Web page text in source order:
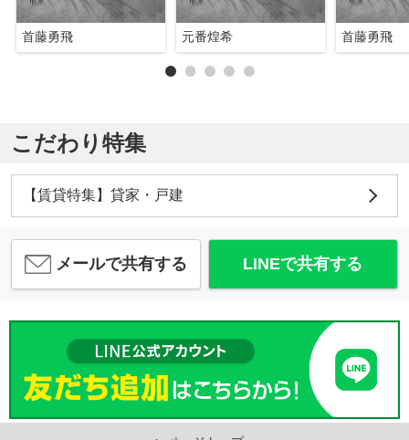
首藤勇飛 元番煌希 首藤勇飛
こだわり特集
【賃貸特集】貸家・戸建
メールで共有する LINEで共有する